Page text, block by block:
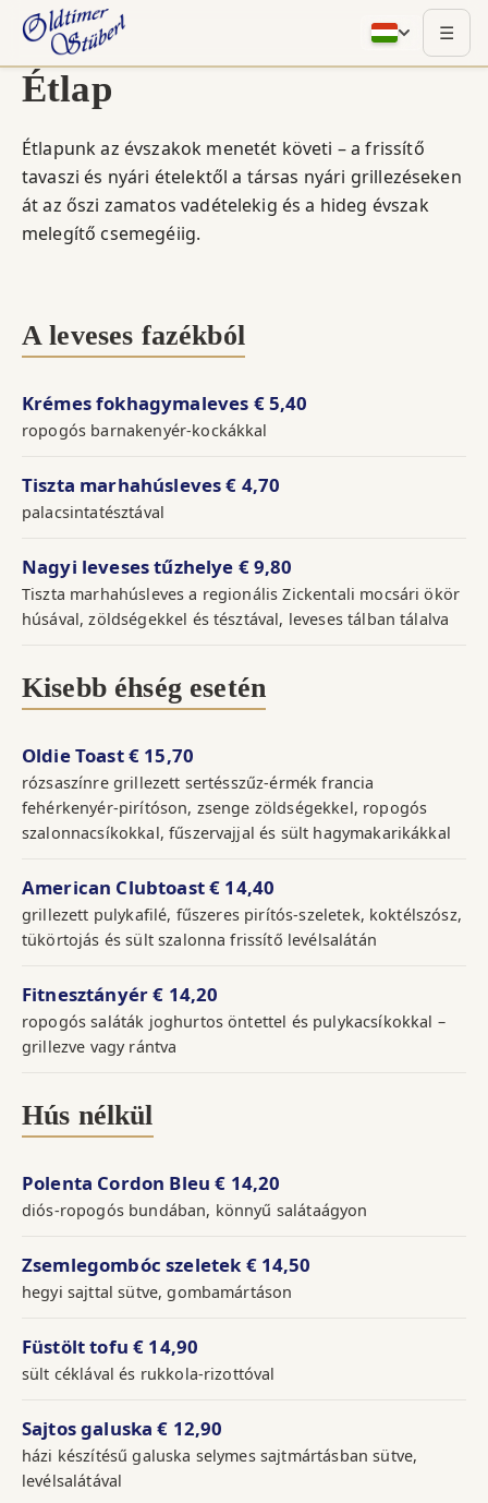
☰
Étlap
Étlapunk az évszakok menetét követi – a frissítő
tavaszi és nyári ételektől a társas nyári grillezéseken
át az őszi zamatos vadételekig és a hideg évszak
melegítő csemegéiig.
A leveses fazékból
Krémes fokhagymaleves € 5,40
ropogós barnakenyér-kockákkal
Tiszta marhahúsleves€ 4,70
palacsintatésztával
Nagyi leveses tűzhelye € 9,80
Tiszta marhahúsleves a regionális Zickentali mocsári ökör
húsával, zöldségekkel és tésztával, leveses tálban tálalva
Kisebb éhség esetén
Oldie Toast€ 15,70
rózsaszínre grillezett sertésszűz-érmék francia
fehérkenyér-pirítóson, zsenge zöldségekkel, ropogós
szalonnacsíkokkal, fűszervajjal és sült hagymakarikákkal
American Clubtoast€ 14,40
grillezett pulykafilé, fűszeres pirítós-szeletek, koktélszósz,
tükörtojás és sült szalonna frissítő levélsalátán
Fitnesztányér€ 14,20
ropogós saláták joghurtos öntettel és pulykacsíkokkal –
grillezve vagy rántva
Hús nélkül
Polenta Cordon Bleu€ 14,20
diós-ropogós bundában, könnyű salátaágyon
Zsemlegombóc szeletek€ 14,50
hegyi sajttal sütve, gombamártáson
Füstölt tofu€ 14,90
sült céklával és rukkola-rizottóval
Sajtos galuska€ 12,90
házi készítésű galuska selymes sajtmártásban sütve,
levélsalátával